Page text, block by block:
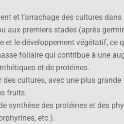
et l’arrachage des cultures
aux premiers stades (après
et le développement végétatif, ce
foliaire qui contribue à une
et de protéines.
des cultures, avec une plus
fruits.
synthèse des protéines et des
etc.).